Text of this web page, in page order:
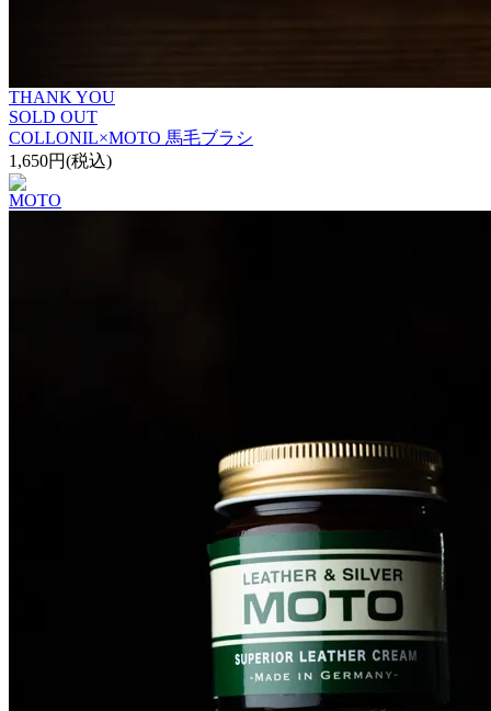
THANK YOU
SOLD OUT
COLLONIL×MOTO 馬毛ブラシ
1,650円(税込)
MOTO